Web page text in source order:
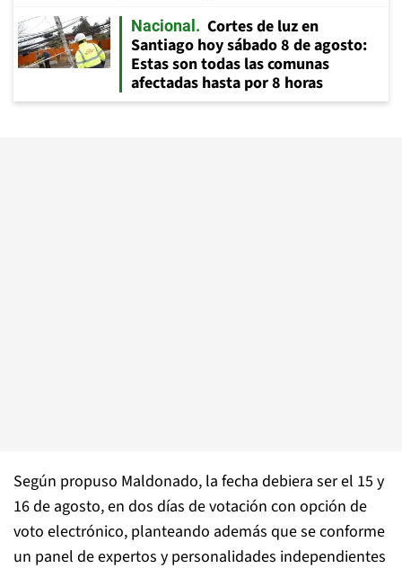
Nacional
Cortes de luz en
Santiago hoy sábado 8 de agosto:
Estas son todas las comunas
afectadas hasta por 8 horas
Según propuso Maldonado, la fecha debiera ser el 15 y
16 de agosto, en dos días de votación con opción de
voto electrónico, planteando además que se conforme
un panel de expertos y personalidades independientes